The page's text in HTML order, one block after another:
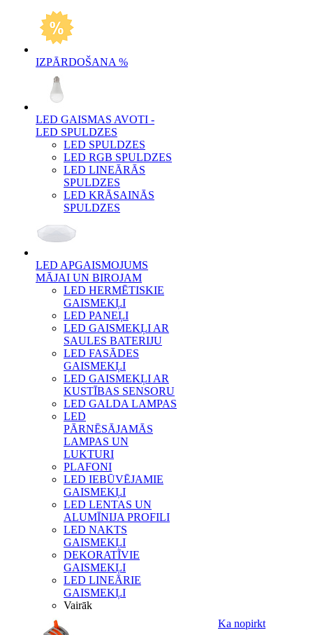
IZPĀRDOŠANA %
LED GAISMAS AVOTI -
LED SPULDZES
LED SPULDZES
LED RGB SPULDZES
LED LINEĀRĀS
SPULDZES
LED KRĀSAINĀS
SPULDZES
LED APGAISMOJUMS
MĀJAI UN BIROJAM
LED HERMĒTISKIE
GAISMEKĻI
LED PANEĻI
LED GAISMEKĻI AR
SAULES BATERIJU
LED FASĀDES
GAISMEKĻI
LED GAISMEKĻI AR
KUSTĪBAS SENSORU
LED GALDA LAMPAS
LED
PĀRNĒSĀJAMĀS
LAMPAS UN
LUKTURI
PLAFONI
LED IEBŪVĒJAMIE
GAISMEKĻI
LED LENTAS UN
ALUMĪNIJA PROFILI
LED NAKTS
GAISMEKĻI
DEKORATĪVIE
GAISMEKĻI
LED LINEĀRIE
GAISMEKĻI
Vairāk
Ka nopirkt